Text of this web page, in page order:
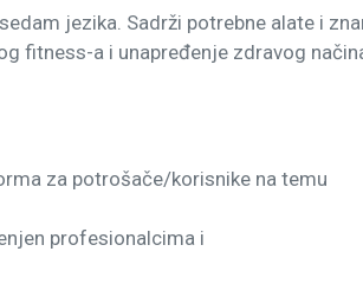
jezika. Sadrži potrebne alate i
fitness-a i unapređenje zdravog
za potrošače/korisnike na temu
profesionalcima i